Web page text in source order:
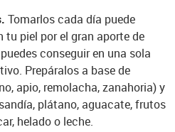
Tomarlos cada día puede
tu piel por el gran aporte de
conseguir en una sola
Prepáralos a base de
apio, remolacha, zanahoria) y
plátano, aguacate, frutos
helado o leche.